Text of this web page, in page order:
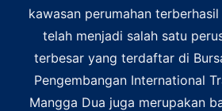
kawasan perumahan
telah menjadi salah satu
terbesar yang terdaftar di
Pengembangan International
Mangga Dua juga merupakan